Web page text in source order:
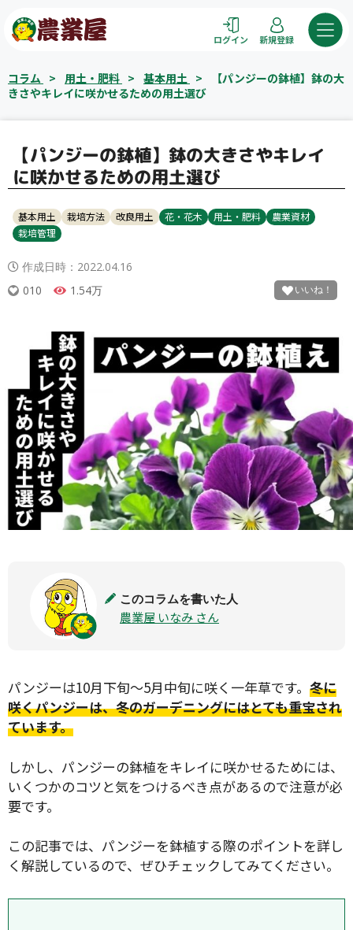
ン
ツ
プ
ログイン 新規登録
コラム > 用土・肥料 > 基本用土 >
【パンジーの鉢植】鉢の大
きさやキレイに咲かせるための用土選び
【パンジーの鉢植】鉢の大きさやキレイ
に咲かせるための用土選び
基本用土 栽培方法 改良用土 花・花木 用土・肥料
農業資材
栽培管理
作成日時： 2022.04.16
010
1.54万
このコラムを書いた人
農業屋 いなみ さん
パンジーは10月下旬〜5月中旬に咲く一年草です。 冬に
咲くパンジーは、冬のガーデニングにはとても重宝され
ています。
しかし、パンジーの鉢植をキレイに咲かせるためには、
いくつかのコツと気をつけるべき点があるので注意が必
要です。
この記事では、パンジーを鉢植する際のポイントを詳し
く解説しているので、ぜひチェックしてみてください。